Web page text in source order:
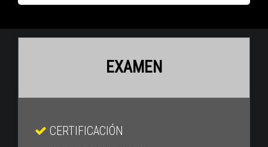
EXAMEN
CERTIFICACIÓN